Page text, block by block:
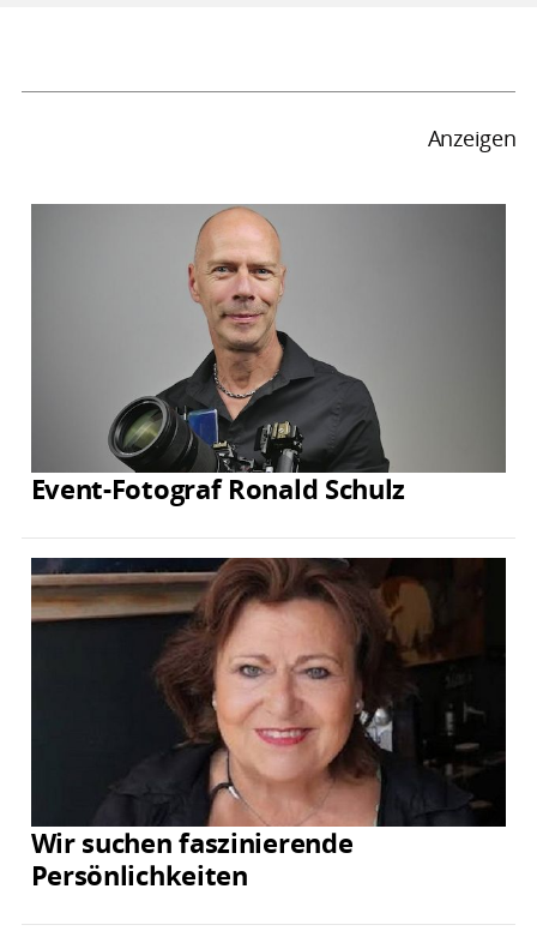
Anzeigen
Event-Fotograf Ronald Schulz
Wir suchen faszinierende
Persönlichkeiten